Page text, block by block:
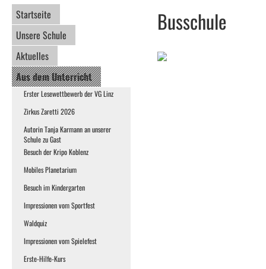
Startseite
Unsere Schule
Aktuelles
Aus dem Unterricht
Erster Lesewettbewerb der VG Linz
Zirkus Zaretti 2026
Autorin Tanja Karmann an unserer
Schule zu Gast
Besuch der Kripo Koblenz
Mobiles Planetarium
Besuch im Kindergarten
Impressionen vom Sportfest
Waldquiz
Impressionen vom Spielefest
Erste-Hilfe-Kurs
Busschule